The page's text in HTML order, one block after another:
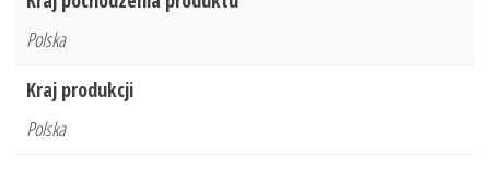
Polska
Kraj produkcji
Polska